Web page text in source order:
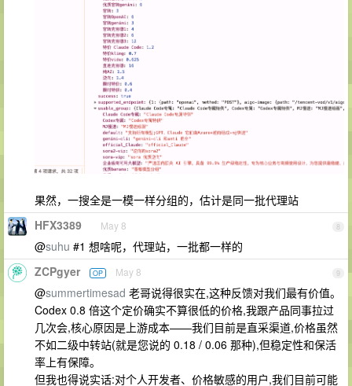
果然，一搜全是一模一样分组的，估计是同一批代理站
8
HFX3389 May 8
@suhu #1 想啥呢，代理站，一批都一样的
9
ZCPgyer OP May 8
@summertimesad 老哥说得很实在,这种反馈对我们最有价值。
Codex 0.8 倍这个定价确实不算很低的价格,我跟产品同事拉过
几次会,核心原因是上游成本——我们目前是直采渠道,价格虽然
不如二级中转站(就是您说的 0.18 / 0.06 那种),但稳定性和保活
率上有保障。
但我也得说实话:对个人开发者、价格敏感的用户,我们目前可能